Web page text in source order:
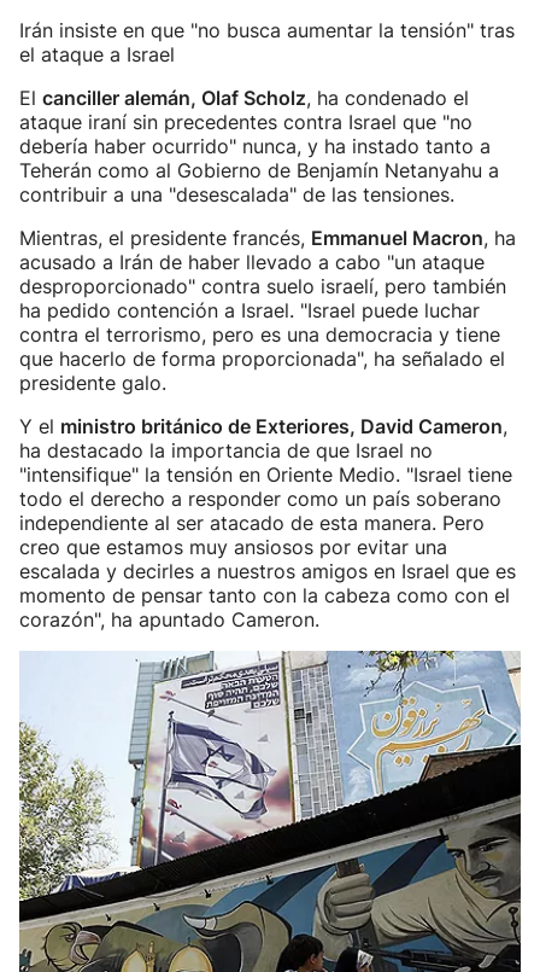
Irán insiste en que "no busca aumentar la tensión" tras
el ataque a Israel
El canciller alemán, Olaf Scholz, ha condenado el
ataque iraní sin precedentes contra Israel que "no
debería haber ocurrido" nunca, y ha instado tanto a
Teherán como al Gobierno de Benjamín Netanyahu a
contribuir a una "desescalada" de las tensiones.
Mientras, el presidente francés, Emmanuel Macron, ha
acusado a Irán de haber llevado a cabo "un ataque
desproporcionado" contra suelo israelí, pero también
ha pedido contención a Israel. "Israel puede luchar
contra el terrorismo, pero es una democracia y tiene
que hacerlo de forma proporcionada", ha señalado el
presidente galo.
Y el ministro británico de Exteriores, David Cameron,
ha destacado la importancia de que Israel no
"intensifique" la tensión en Oriente Medio. "Israel tiene
todo el derecho a responder como un país soberano
independiente al ser atacado de esta manera. Pero
creo que estamos muy ansiosos por evitar una
escalada y decirles a nuestros amigos en Israel que es
momento de pensar tanto con la cabeza como con el
corazón", ha apuntado Cameron.